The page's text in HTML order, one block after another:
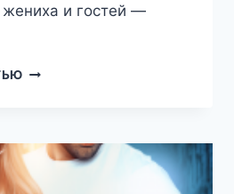
и гостей —
ДУРДОМ
СВЕТЛАЯ)